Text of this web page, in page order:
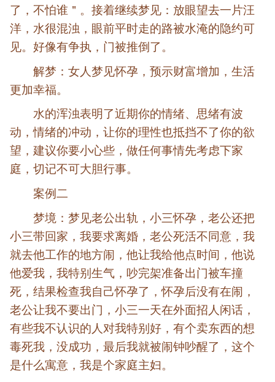
了，不怕谁＂。接着继续梦见：放眼望去一片汪
洋，水很混浊，眼前平时走的路被水淹的隐约可
见。好像有争执，门被推倒了。
解梦：女人梦见怀孕，预示财富增加，生活
更加幸福。
水的浑浊表明了近期你的情绪、思绪有波
动，情绪的冲动，让你的理性也抵挡不了你的欲
望，建议你要小心些，做任何事情先考虑下家
庭，切记不可大胆行事。
案例二
梦境：梦见老公出轨，小三怀孕，老公还把
小三带回家，我要求离婚，老公死活不同意，我
就去他工作的地方闹，他让我给他点时间，他说
他爱我，我特别生气，吵完架准备出门被车撞
死，结果检查我自己怀孕了，怀孕后没有在闹，
老公让我不要出门，小三一天在外面招人闲话，
有些我不认识的人对我特别好，有个卖东西的想
毒死我，没成功，最后我就被闹钟吵醒了，这个
是什么寓意，我是个家庭主妇。